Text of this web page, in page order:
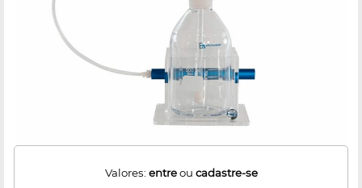
Valores: entreou cadastre-se